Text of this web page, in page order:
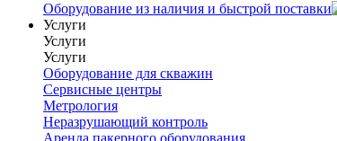
Оборудование из наличия и быстрой поставки
Услуги
Услуги
Услуги
Оборудование для скважин
Сервисные центры
Метрология
Неразрушающий контроль
Аренда пакерного оборудования